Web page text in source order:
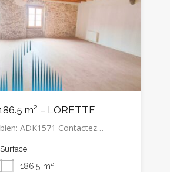
m² – LORETTE
ADK1571 Contactez…
Surface
186.5 m²